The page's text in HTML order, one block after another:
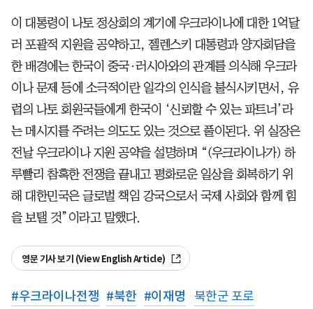
이 대통령이 나토 정상회의 계기에 우크라이나에 대한 1억달
러 포괄적 지원을 공약하고, 젤렌스키 대통령과 양자회담을
한 배경에는 한국이 중국·러시아와의 관계를 의식해 우크라
이나 문제 등에 소극적이란 일각의 인식을 불식시키면서, 유
럽의 나토 회원국들에게 한국이 ‘신뢰할 수 있는 파트너’라
는 메시지를 주려는 의도도 있는 것으로 풀이된다. 위 실장은
전날 우크라이나 지원 공약을 설명하며 “(우크라이나가) 하
루빨리 참혹한 전쟁을 끝내고 평화로운 일상을 회복하기 위
해 대한민국은 글로벌 책임 강국으로서 국제 사회와 함께 힘
을 보탤 것”이라고 말했다.
영문 기사 보기 (View English Article)
#우크라이나전쟁 #북한 #이재명 북한군 포로